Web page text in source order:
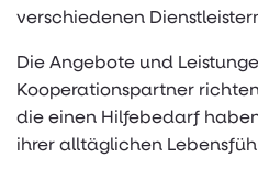
verschiedenen
Die Angebote und
Kooperationspartner
die einen Hilfebedarf
ihrer alltäglichen
Kooperation mit
Seniorenkaffeetrinken
SERVICE
Wohnen mit Mehrwert
ÜBER UNS